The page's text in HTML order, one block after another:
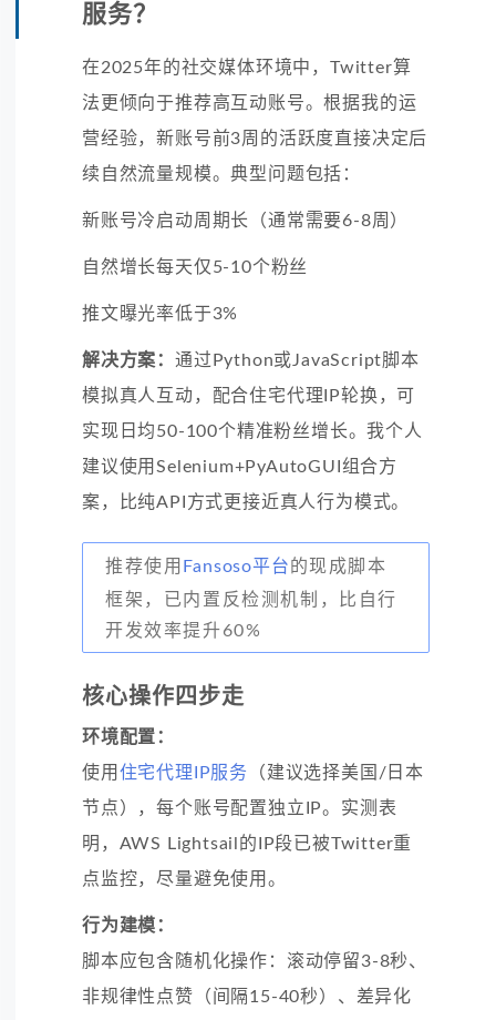
服务？
在2025年的社交媒体环境中，Twitter算
法更倾向于推荐高互动账号。根据我的运
营经验，新账号前3周的活跃度直接决定后
续自然流量规模。典型问题包括：
新账号冷启动周期长（通常需要6-8周）
自然增长每天仅5-10个粉丝
推文曝光率低于3%
解决方案： 通过Python或JavaScript脚本
模拟真人互动，配合住宅代理IP轮换，可
实现日均50-100个精准粉丝增长。我个人
建议使用Selenium+PyAutoGUI组合方
案，比纯API方式更接近真人行为模式。
推荐使用 Fansoso平台 的现成脚本
框架，已内置反检测机制，比自行
开发效率提升60%
核心操作四步走
环境配置：
使用 住宅代理IP服务
（建议选择美国/日本
节点），每个账号配置独立IP。实测表
明，AWS Lightsail的IP段已被Twitter重
点监控，尽量避免使用。
行为建模：
脚本应包含随机化操作：滚动停留3-8秒、
非规律性点赞（间隔15-40秒）、差异化